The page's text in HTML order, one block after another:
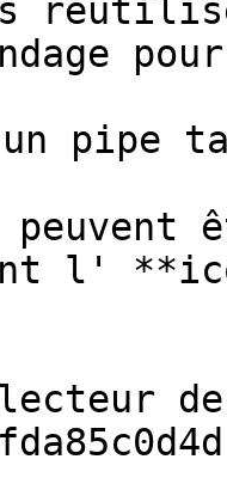
pipe
peuvent
l'